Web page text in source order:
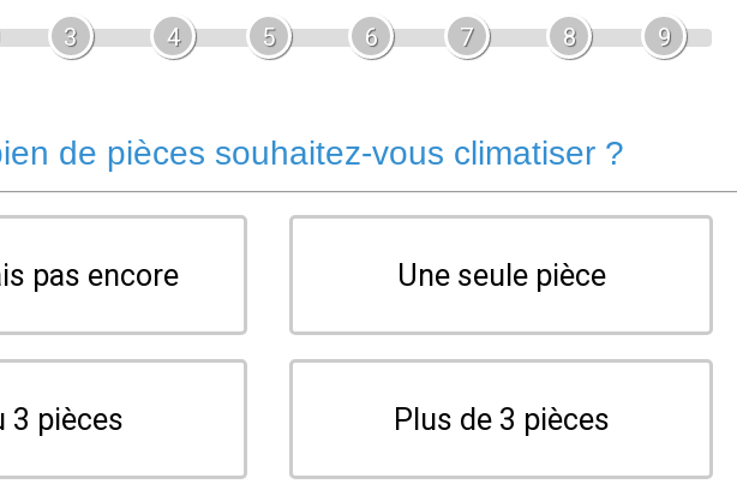
3 4 5 6 7 8 9
de pièces souhaitez-vous climatiser ?
pas encore Une seule pièce
3 pièces Plus de 3 pièces